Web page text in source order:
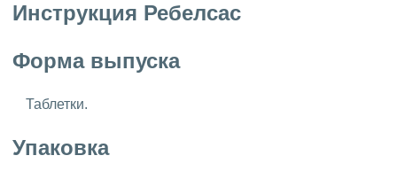
Инструкция Ребелсас
Форма выпуска
Таблетки.
Упаковка